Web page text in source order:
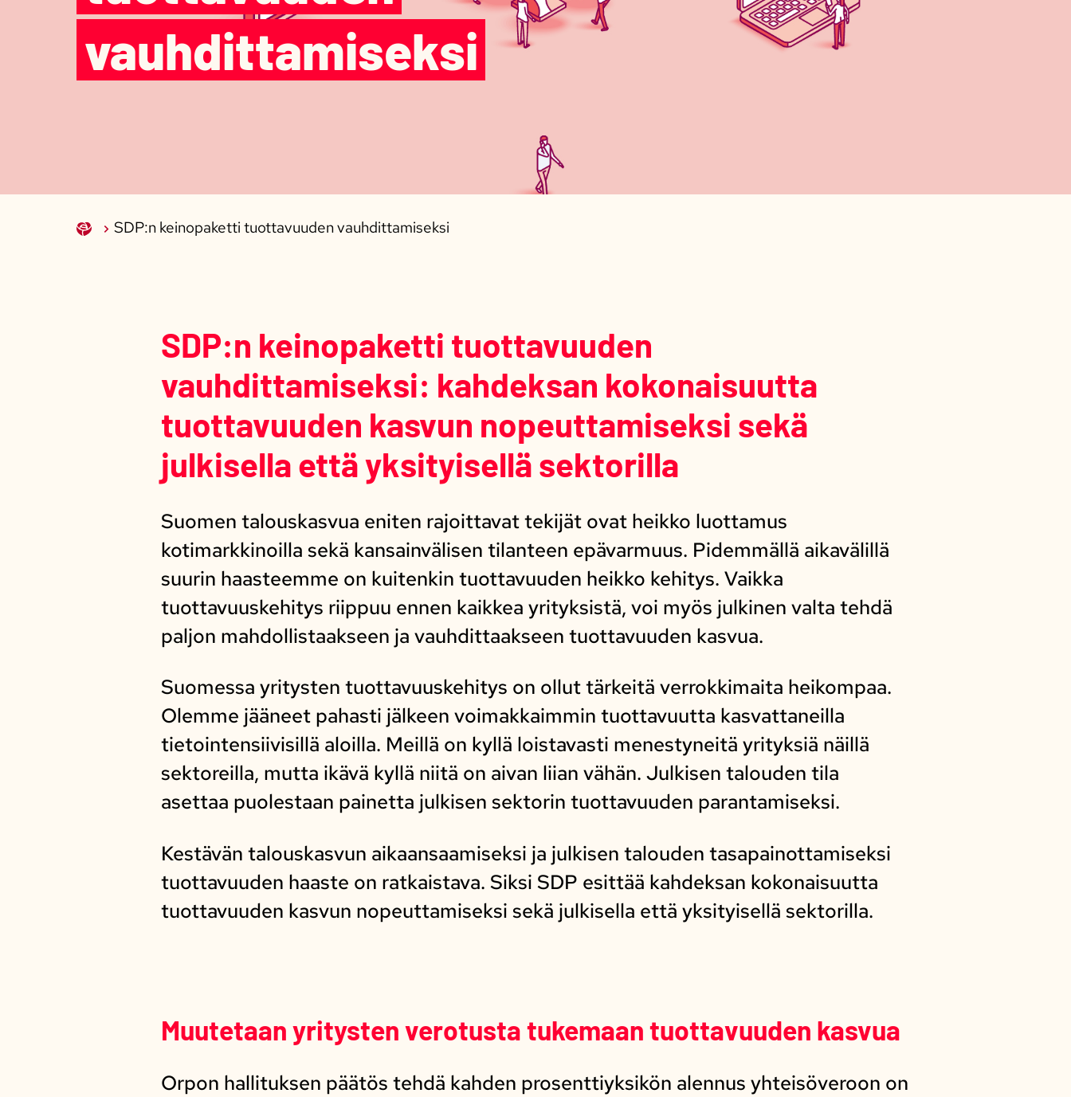
vauhdittamiseksi
SDP:n keinopaketti tuottavuuden vauhdittamiseksi
SDP:n keinopaketti tuottavuuden
vauhdittamiseksi: kahdeksan kokonaisuutta
tuottavuuden kasvun nopeuttamiseksi sekä
julkisella että yksityisellä sektorilla
Suomen talouskasvua eniten rajoittavat tekijät ovat heikko luottamus
kotimarkkinoilla sekä kansainvälisen tilanteen epävarmuus. Pidemmällä aikavälillä
suurin haasteemme on kuitenkin tuottavuuden heikko kehitys. Vaikka
tuottavuuskehitys riippuu ennen kaikkea yrityksistä, voi myös julkinen valta tehdä
paljon mahdollistaakseen ja vauhdittaakseen tuottavuuden kasvua.
Suomessa yritysten tuottavuuskehitys on ollut tärkeitä verrokkimaita heikompaa.
Olemme jääneet pahasti jälkeen voimakkaimmin tuottavuutta kasvattaneilla
tietointensiivisillä aloilla. Meillä on kyllä loistavasti menestyneitä yrityksiä näillä
sektoreilla, mutta ikävä kyllä niitä on aivan liian vähän. Julkisen talouden tila
asettaa puolestaan painetta julkisen sektorin tuottavuuden parantamiseksi.
Kestävän talouskasvun aikaansaamiseksi ja julkisen talouden tasapainottamiseksi
tuottavuuden haaste on ratkaistava. Siksi SDP esittää kahdeksan kokonaisuutta
tuottavuuden kasvun nopeuttamiseksi sekä julkisella että yksityisellä sektorilla.
Muutetaan yritysten verotusta tukemaan tuottavuuden kasvua
Orpon hallituksen päätös tehdä kahden prosenttiyksikön alennus yhteisöveroon on